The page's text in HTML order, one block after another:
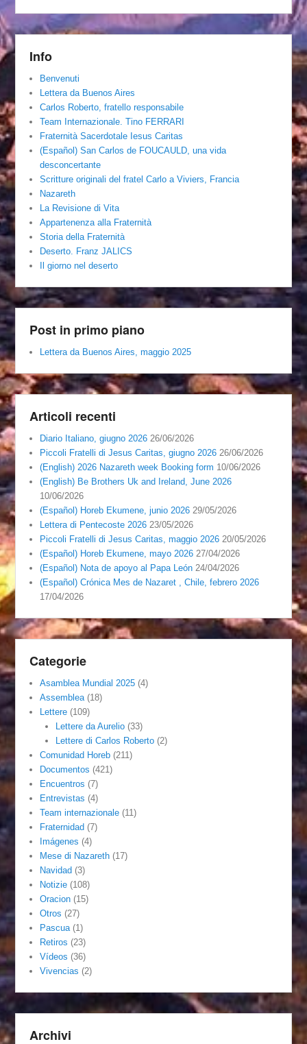
Info
Benvenuti
Lettera da Buenos Aires
Carlos Roberto, fratello responsabile
Team Internazionale. Tino FERRARI
Fraternità Sacerdotale Iesus Caritas
(Español) San Carlos de FOUCAULD, una vida
desconcertante
Scritture originali del fratel Carlo a Viviers, Francia
Nazareth
La Revisione di Vita
Appartenenza alla Fraternità
Storia della Fraternità
Deserto. Franz JALICS
Il giorno nel deserto
Post in primo piano
Lettera da Buenos Aires, maggio 2025
Articoli recenti
Diario Italiano, giugno 2026 26/06/2026
Piccoli Fratelli di Jesus Caritas, giugno 2026 26/06/2026
(English) 2026 Nazareth week Booking form 10/06/2026
(English) Be Brothers Uk and Ireland, June 2026
10/06/2026
(Español) Horeb Ekumene, junio 2026 29/05/2026
Lettera di Pentecoste 2026 23/05/2026
Piccoli Fratelli di Jesus Caritas, maggio 2026 20/05/2026
(Español) Horeb Ekumene, mayo 2026 27/04/2026
(Español) Nota de apoyo al Papa León 24/04/2026
(Español) Crónica Mes de Nazaret , Chile, febrero 2026
17/04/2026
Categorie
Asamblea Mundial 2025 (4)
Assemblea (18)
Lettere (109)
Lettere da Aurelio(33)
Lettere di Carlos Roberto(2)
Comunidad Horeb (211)
Documentos (421)
Encuentros (7)
Entrevistas (4)
Team internazionale (11)
Fraternidad (7)
Imágenes (4)
Mese di Nazareth (17)
Navidad (3)
Notizie (108)
Oracion (15)
Otros (27)
Pascua (1)
Retiros (23)
Vídeos (36)
Vivencias (2)
Archivi